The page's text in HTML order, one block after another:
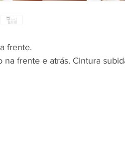
frente.
na frente e atrás. Cintura